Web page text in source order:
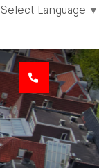
Select Language ▼